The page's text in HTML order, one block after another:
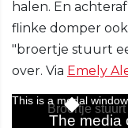
halen. En
flinke domper
"broertje stuurt
over. Via Emely